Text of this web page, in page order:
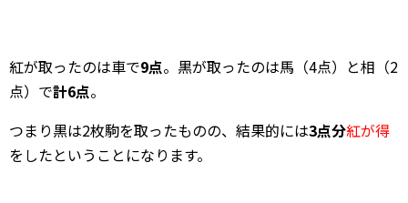
紅が取ったのは車で9点。黒が取ったのは馬（4点）と相（2
点）で計6点。
つまり黒は2枚駒を取ったものの、結果的には3点分紅が得
をしたということになります。